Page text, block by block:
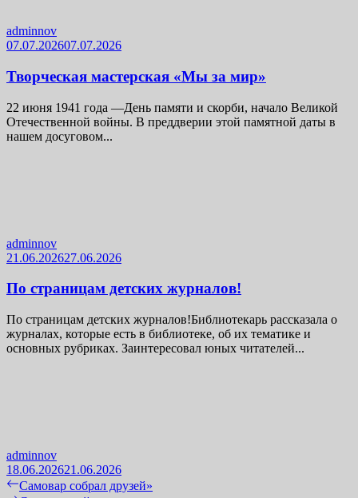
adminnov
07.07.202607.07.2026
Творческая мастерская «Мы за мир»
22 июня 1941 года —День памяти и скорби, начало Великой
Отечественной войны. В преддверии этой памятной даты в
нашем досуговом...
adminnov
21.06.202627.06.2026
По страницам детских журналов!
По страницам детских журналов!Библиотекарь рассказала о
журналах, которые есть в библиотеке, об их тематике и
основных рубриках. Заинтересовал юных читателей...
adminnov
18.06.202621.06.2026
Навигация
Previous
Самовар собрал друзей»